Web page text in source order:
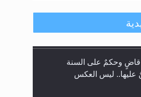
الأشفار الاصطناعية
الاصطناعية) والأظافر
وهل يُسمح الصلاة بها؟
حول الزكاة وفق السنة
أو الهجرية؟
قاضٍ وحكمٌ على السنة
عليها.. ليس العكس